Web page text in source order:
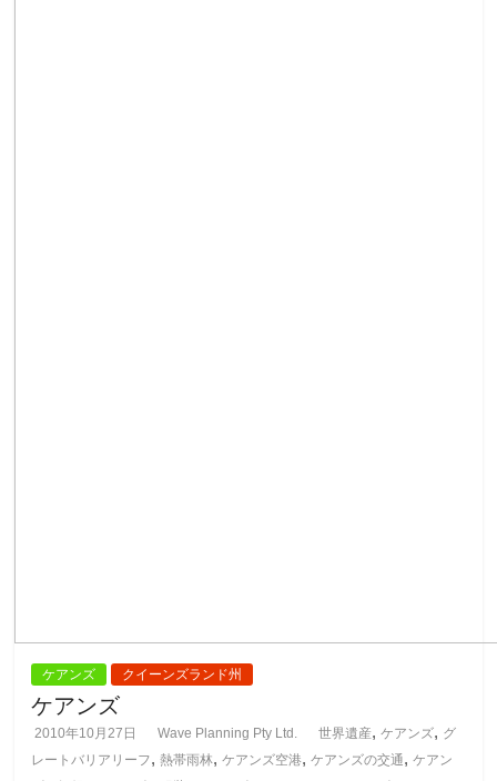
ケアンズ クイーンズランド州
ケアンズ
2010年10月27日 Wave Planning Pty Ltd. 世界遺産,ケアンズ, グ
レートバリアリーフ,熱帯雨林,ケアンズ空港,ケアンズの交通,ケアン